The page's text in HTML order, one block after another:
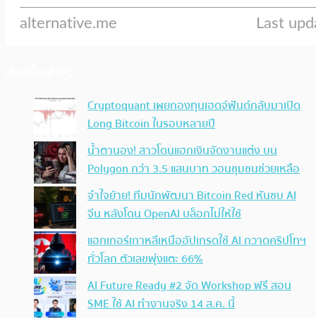
Cryptoquant เผยกองทุนเฮดจ์ฟันด์กลับมาเปิด
Long Bitcoin ในรอบหลายปี
น้ำตานอง! สาวโดนแฮกเงินจัดงานแต่ง บน
Polygon กว่า 3.5 แสนบาท วอนชุมชนช่วยเหลือ
จำใจย้าย! ทีมนักพัฒนา Bitcoin Red หันซบ AI
จีน หลังโดน OpenAI บล็อกไม่ให้ใช้
แฮกเกอร์เกาหลีเหนืออัปเกรดใช้ AI กวาดคริปโทฯ
ทั่วโลก ตัวเลขพุ่งแตะ 66%
AI Future Ready #2 จัด Workshop ฟรี สอน
SME ใช้ AI ทำงานจริง 14 ส.ค. นี้